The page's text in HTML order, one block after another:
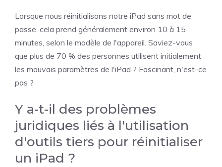
Lorsque nous réinitialisons notre iPad sans mot de
passe, cela prend généralement environ 10 à 15
minutes, selon le modèle de l'appareil. Saviez-vous
que plus de 70 % des personnes utilisent initialement
les mauvais paramètres de l'iPad ? Fascinant, n'est-ce
pas ?
Y a-t-il des problèmes
juridiques liés à l'utilisation
d'outils tiers pour réinitialiser
un iPad ?